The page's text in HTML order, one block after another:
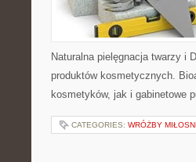
Naturalna pielęgnacja twarzy i
produktów kosmetycznych.
kosmetyków, jak i gabinetowe
CATEGORIES: WRÓŻBY